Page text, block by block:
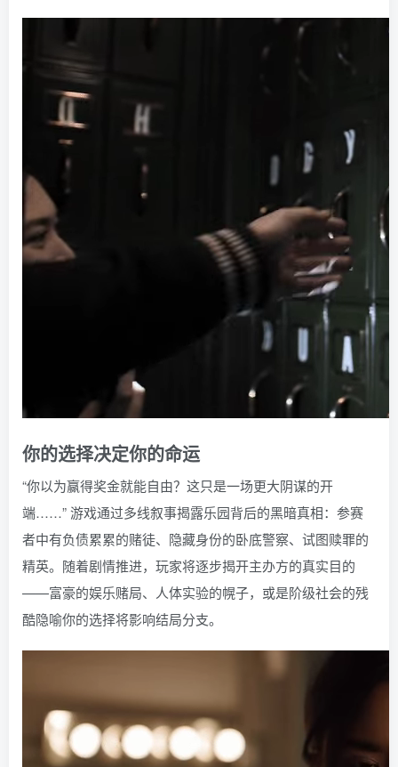
你的选择决定你的命运
“你以为赢得奖金就能自由？这只是一场更大阴谋的开
端……” 游戏通过多线叙事揭露乐园背后的黑暗真相：参赛
者中有负债累累的赌徒、隐藏身份的卧底警察、试图赎罪的
精英。随着剧情推进，玩家将逐步揭开主办方的真实目的
——富豪的娱乐赌局、人体实验的幌子，或是阶级社会的残
酷隐喻你的选择将影响结局分支。